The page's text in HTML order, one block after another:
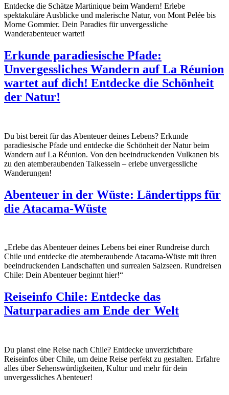
Entdecke die Schätze Martinique beim Wandern! Erlebe
spektakuläre Ausblicke und malerische Natur, von Mont Pelée bis
Morne Gommier. Dein Paradies für unvergessliche
Wanderabenteuer wartet!
Erkunde paradiesische Pfade:
Unvergessliches Wandern auf La Réunion
wartet auf dich! Entdecke die Schönheit
der Natur!
Du bist bereit für das Abenteuer deines Lebens? Erkunde
paradiesische Pfade und entdecke die Schönheit der Natur beim
Wandern auf La Réunion. Von den beeindruckenden Vulkanen bis
zu den atemberaubenden Talkesseln – erlebe unvergessliche
Wanderungen!
Abenteuer in der Wüste: Ländertipps für
die Atacama-Wüste
„Erlebe das Abenteuer deines Lebens bei einer Rundreise durch
Chile und entdecke die atemberaubende Atacama-Wüste mit ihren
beeindruckenden Landschaften und surrealen Salzseen. Rundreisen
Chile: Dein Abenteuer beginnt hier!“
Reiseinfo Chile: Entdecke das
Naturparadies am Ende der Welt
Du planst eine Reise nach Chile? Entdecke unverzichtbare
Reiseinfos über Chile, um deine Reise perfekt zu gestalten. Erfahre
alles über Sehenswürdigkeiten, Kultur und mehr für dein
unvergessliches Abenteuer!